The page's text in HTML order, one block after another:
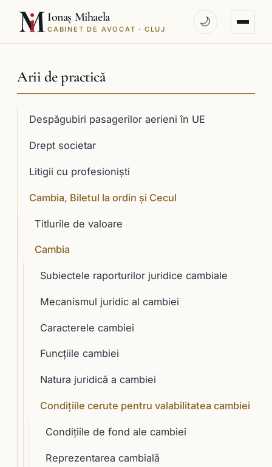
Ionaș Mihaela
CABINET DE AVOCAT · CLUJ
🌙
Arii de practică
Despăgubiri pasagerilor aerieni în UE
Drept societar
Litigii cu profesioniști
Cambia, Biletul la ordin și Cecul
Titlurile de valoare
Cambia
Subiectele raporturilor juridice cambiale
Mecanismul juridic al cambiei
Caracterele cambiei
Funcţiile cambiei
Natura juridică a cambiei
Condiţiile cerute pentru valabilitatea cambiei
Condiţiile de fond ale cambiei
Reprezentarea cambială